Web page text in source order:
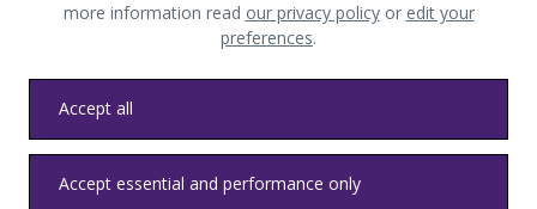
Télécharger l’application LHR
Confidentialité Conditions générales Accessibilité
more information read our privacy policyor edit your
preferences.
Accept all
Accept essential and performance only